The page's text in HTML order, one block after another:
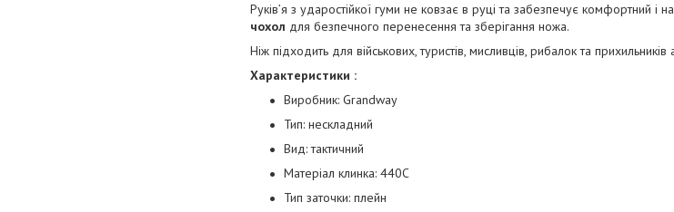
Руків’я з ударостійкої гуми не ковзає в руці та забезпечує комфортний і
чохол для безпечного перенесення та зберігання ножа.
Ніж підходить для військових, туристів, мисливців, рибалок та прихильників
Характеристики :
Виробник: Grandway
Тип: нескладний
Вид: тактичний
Матеріал клинка: 440C
Тип заточки: плейн